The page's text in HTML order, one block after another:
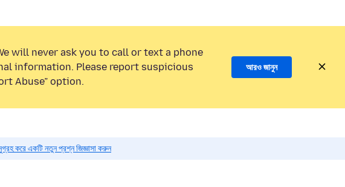
will never ask you to call or text a phone
information. Please report suspicious
Abuse” option.
আরও জানুন
করে একটি নতুন প্রশ্ন জিজ্ঞাসা করুন